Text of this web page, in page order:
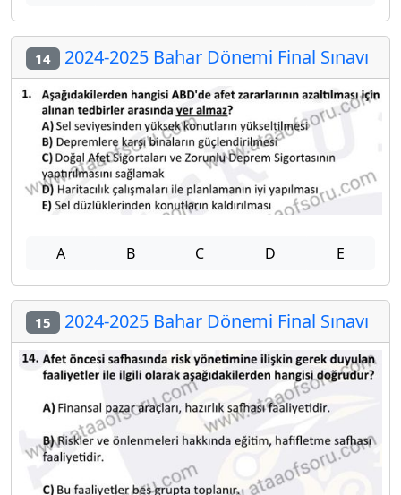
14 2024-2025 Bahar Dönemi Final Sınavı
A B C D E
15 2024-2025 Bahar Dönemi Final Sınavı